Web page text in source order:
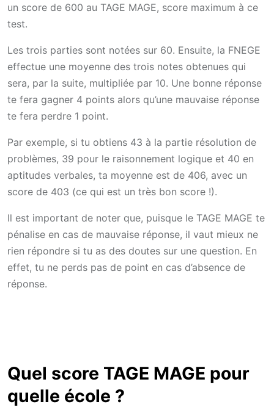
un score de 600 au TAGE MAGE, score maximum à ce
test.
Les trois parties sont notées sur 60. Ensuite, la FNEGE
effectue une moyenne des trois notes obtenues qui
sera, par la suite, multipliée par 10. Une bonne réponse
te fera gagner 4 points alors qu’une mauvaise réponse
te fera perdre 1 point.
Par exemple, si tu obtiens 43 à la partie résolution de
problèmes, 39 pour le raisonnement logique et 40 en
aptitudes verbales, ta moyenne est de 406, avec un
score de 403 (ce qui est un très bon score !).
Il est important de noter que, puisque le TAGE MAGE te
pénalise en cas de mauvaise réponse, il vaut mieux ne
rien répondre si tu as des doutes sur une question. En
effet, tu ne perds pas de point en cas d’absence de
réponse.
Quel score TAGE MAGE pour
quelle école ?